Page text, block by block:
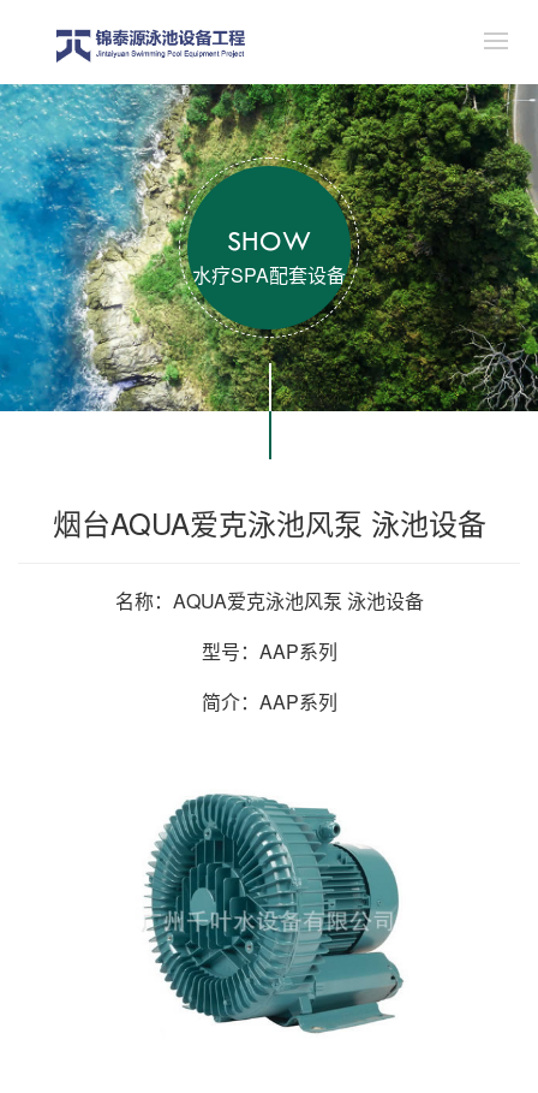
SHOW
水疗SPA配套设备
烟台AQUA爱克泳池风泵 泳池设备
名称：AQUA爱克泳池风泵 泳池设备
型号：AAP系列
简介：AAP系列